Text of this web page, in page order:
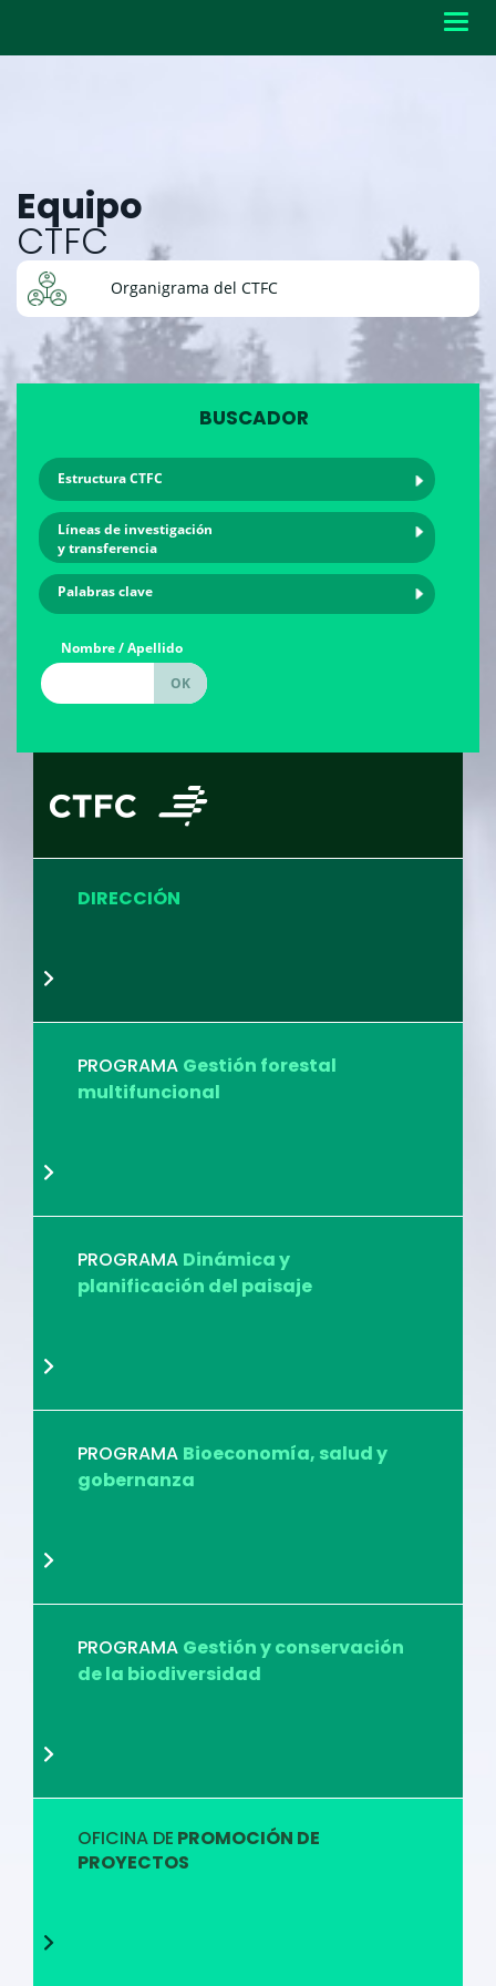
Equipo
CTFC
Organigrama del CTFC
BUSCADOR
Estructura CTFC
Líneas de investigación
y transferencia
Palabras clave
Nombre / Apellido
DIRECCIÓN
PROGRAMA Gestión forestal
multifuncional
PROGRAMA Dinámica y
planificación del paisaje
PROGRAMA Bioeconomía, salud y
gobernanza
PROGRAMA Gestión y conservación
de la biodiversidad
OFICINA DE PROMOCIÓN DE
PROYECTOS